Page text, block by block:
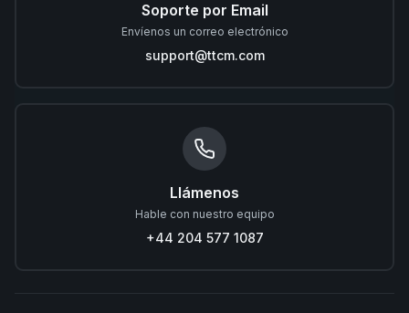
Soporte por Email
Envíenos un correo electrónico
support@ttcm.com
Llámenos
Hable con nuestro equipo
+44 204 577 1087